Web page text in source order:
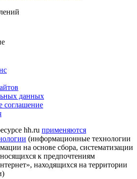
данных
соглашение
hh.ru применяются
(информационные технологии
на основе сбора, систематизации
к предпочтениям
находящихся на территории